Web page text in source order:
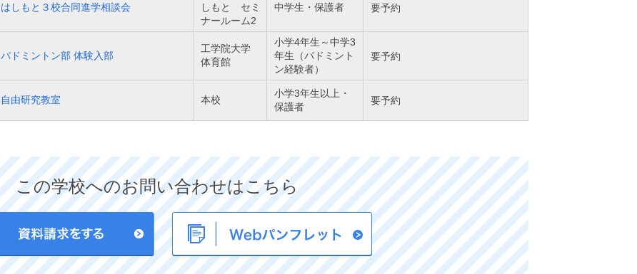
はしもと３校合同進学相談会
しもと セミ
ナールーム2
中学生・保護者 要予約
バドミントン部 体験入部
工学院大学
体育館
小学4年生～中学3
年生（バドミント
ン経験者）
要予約
自由研究教室 本校
小学3年生以上・
保護者
要予約
この学校へのお問い合わせはこちら